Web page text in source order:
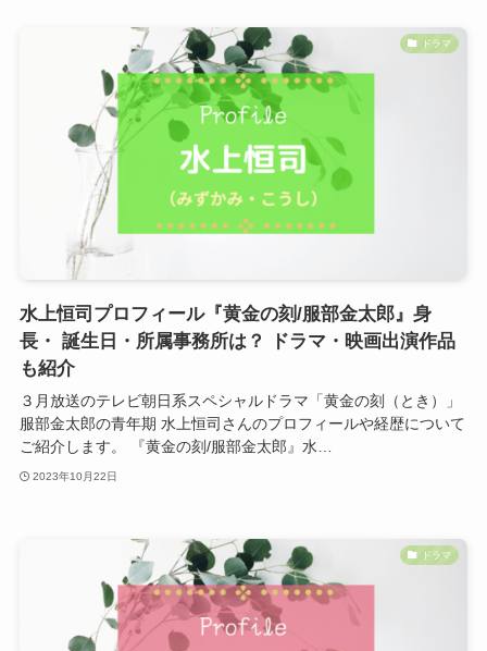
ドラマ
水上恒司プロフィール『黄金の刻/服部金太郎』身
長・ 誕生日・所属事務所は？ ドラマ・映画出演作品
も紹介
３月放送のテレビ朝日系スペシャルドラマ「黄金の刻（とき）」
服部金太郎の青年期 水上恒司さんのプロフィールや経歴について
ご紹介します。 『黄金の刻/服部金太郎』水…
2023年10月22日
ドラマ